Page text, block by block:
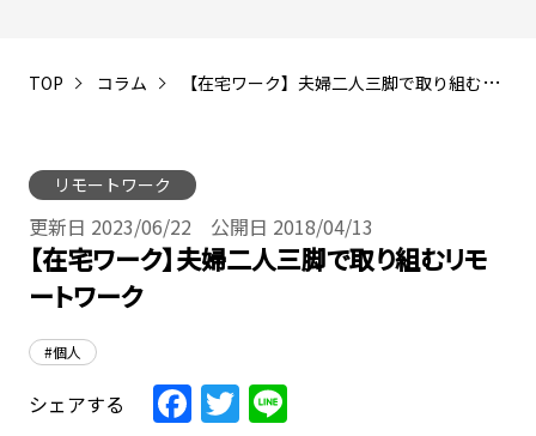
TOP コラム 【在宅ワーク】夫婦二人三脚で取り組むリモートワーク
リモートワーク
更新日 2023/06/22 公開日 2018/04/13
【在宅ワーク】夫婦二人三脚で取り組むリモ
ートワーク
#個人
シェアする Facebook
Twitter
Line